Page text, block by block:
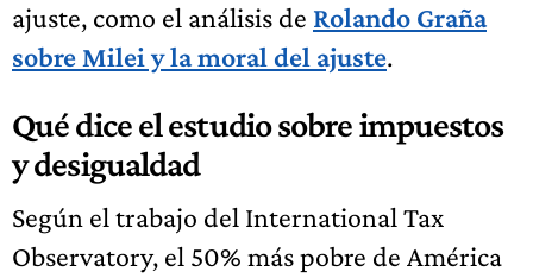
ajuste, como el análisis de Rolando Graña
sobre Milei y la moral del ajuste.
Qué dice el estudio sobre impuestos
y desigualdad
Según el trabajo del International Tax
Observatory, el 50% más pobre de América